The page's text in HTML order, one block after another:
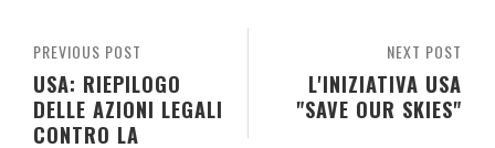
NEXT POST
L'INIZIATIVA USA
"SAVE OUR SKIES"
PREVIOUS POST
USA: RIEPILOGO
DELLE AZIONI LEGALI
CONTRO LA